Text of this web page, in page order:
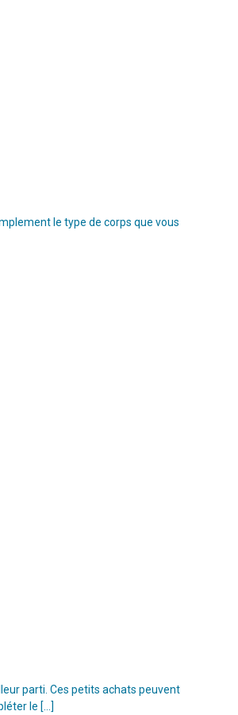
le type de corps que vous
parti. Ces petits achats peuvent
le […]